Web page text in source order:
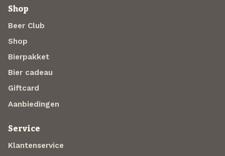
Shop
Beer Club
Shop
Bierpakket
Bier cadeau
Giftcard
Aanbiedingen
Service
Klantenservice